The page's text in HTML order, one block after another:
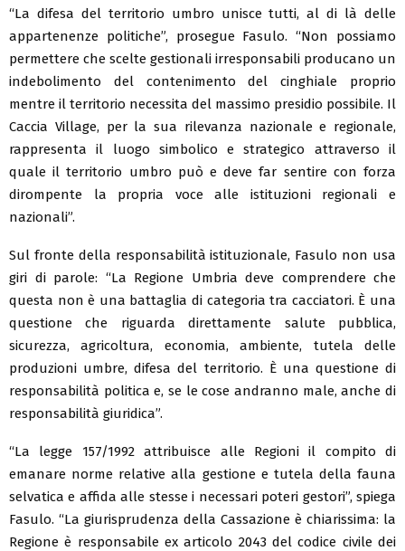
“La difesa del territorio umbro unisce tutti, al di là delle
appartenenze politiche”, prosegue Fasulo. “Non possiamo
permettere che scelte gestionali irresponsabili producano un
indebolimento del contenimento del cinghiale proprio
mentre il territorio necessita del massimo presidio possibile. Il
Caccia Village, per la sua rilevanza nazionale e regionale,
rappresenta il luogo simbolico e strategico attraverso il
quale il territorio umbro può e deve far sentire con forza
dirompente la propria voce alle istituzioni regionali e
nazionali”.
Sul fronte della responsabilità istituzionale, Fasulo non usa
giri di parole: “La Regione Umbria deve comprendere che
questa non è una battaglia di categoria tra cacciatori. È una
questione che riguarda direttamente salute pubblica,
sicurezza, agricoltura, economia, ambiente, tutela delle
produzioni umbre, difesa del territorio. È una questione di
responsabilità politica e, se le cose andranno male, anche di
responsabilità giuridica”.
“La legge 157/1992 attribuisce alle Regioni il compito di
emanare norme relative alla gestione e tutela della fauna
selvatica e affida alle stesse i necessari poteri gestori”, spiega
Fasulo. “La giurisprudenza della Cassazione è chiarissima: la
Regione è responsabile ex articolo 2043 del codice civile dei